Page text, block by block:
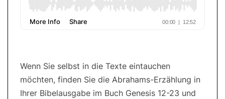
Wenn Sie selbst in die Texte eintauchen
möchten, finden Sie die Abrahams-Erzählung in
Ihrer Bibelausgabe im Buch Genesis 12-23 und